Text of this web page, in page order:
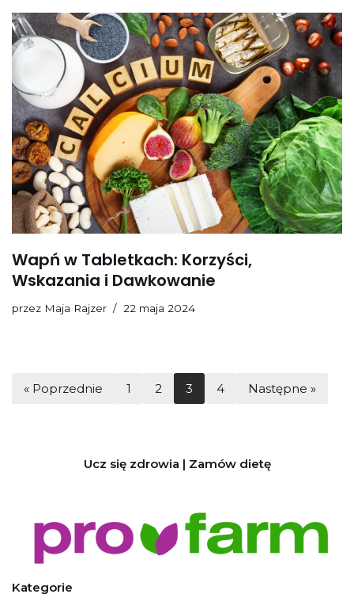
Wapń w Tabletkach: Korzyści,
Wskazania i Dawkowanie
przez Maja Rajzer 22 maja 2024
« Poprzednie 1 2 3 4 Następne »
Ucz się zdrowia | Zamów dietę
Kategorie